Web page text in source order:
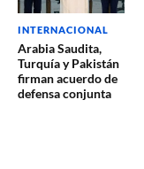
INTERNACIONAL
Arabia Saudita,
Turquía y Pakistán
firman acuerdo de
defensa conjunta